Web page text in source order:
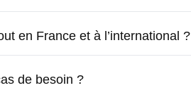
en France et à l’international ?
de besoin ?